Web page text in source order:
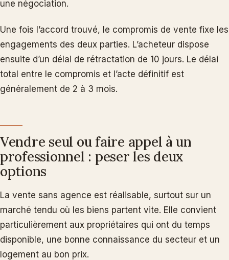
une négociation.
Une fois l’accord trouvé, le compromis de vente fixe les
engagements des deux parties. L’acheteur dispose
ensuite d’un délai de rétractation de 10 jours. Le délai
total entre le compromis et l’acte définitif est
généralement de 2 à 3 mois.
Vendre seul ou faire appel à un
professionnel : peser les deux
options
La vente sans agence est réalisable, surtout sur un
marché tendu où les biens partent vite. Elle convient
particulièrement aux propriétaires qui ont du temps
disponible, une bonne connaissance du secteur et un
logement au bon prix.